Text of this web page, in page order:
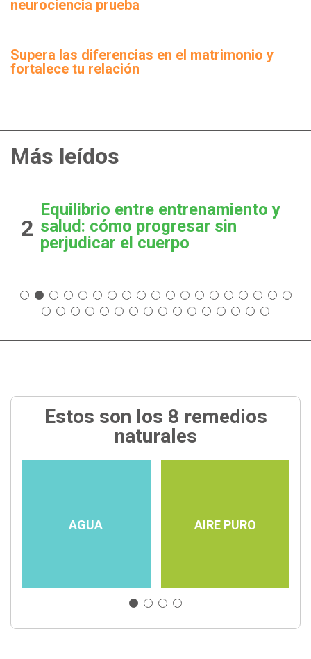
neurociencia prueba
Supera las diferencias en el matrimonio y
fortalece tu relación
Más leídos
2
Equilibrio entre entrenamiento y
salud: cómo progresar sin
perjudicar el cuerpo
Estos son los 8 remedios
naturales
AGUA AIRE PURO